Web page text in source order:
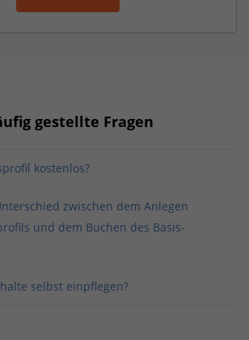
gestellte Fragen
kostenlos?
zwischen dem Anlegen
und dem Buchen des Basis-
selbst einpflegen?